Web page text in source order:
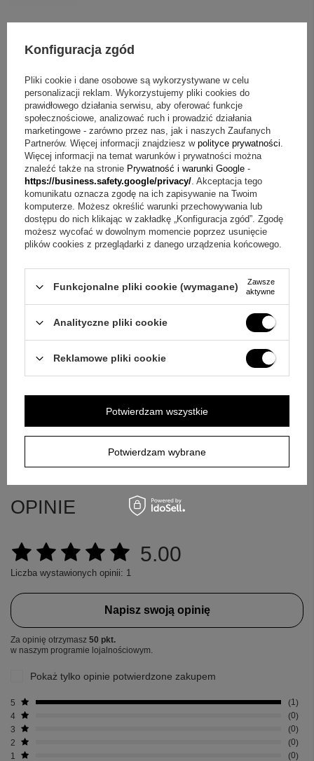
ZAPYTAJ O PRODUKT
Jeżeli powyższy opis jest dla Ciebie niewystarczający, prześlij nam
swoje pytanie odnośnie tego produktu. Postaramy się odpowiedzieć tak
polityką prywatności. Przesyłając je, akceptujesz jej postanowienia.
OPINIE
5.00
Liczba wystawionych opinii: 1
Napisz swoją opinię
Za opinię otrzymasz 50 pkt.
w naszym programie lojalnościowym.
Pokaż tylko opinie potwierdzone zakupem
5
1
4
0
3
0
2
0
1
0
Konfiguracja zgód
Pliki cookie i dane osobowe są wykorzystywane w celu
personalizacji reklam. Wykorzystujemy pliki cookies do
prawidłowego działania serwisu, aby oferować funkcje
społecznościowe, analizować ruch i prowadzić działania
marketingowe - zarówno przez nas, jak i naszych Zaufanych
Partnerów. Więcej informacji znajdziesz w polityce prywatności.
Więcej informacji na temat warunków i prywatności można
znaleźć także na stronie Prywatność i warunki Google -
https://business.safety.google/privacy/. Akceptacja tego
komunikatu oznacza zgodę na ich zapisywanie na Twoim
komputerze. Możesz określić warunki przechowywania lub
dostępu do nich klikając w zakładkę „Konfiguracja zgód”. Zgodę
możesz wycofać w dowolnym momencie poprzez usunięcie
plików cookies z przeglądarki z danego urządzenia końcowego.
Funkcjonalne pliki cookie (wymagane)
Zawsze
aktywne
Analityczne pliki cookie
Reklamowe pliki cookie
Potwierdzam wybrane
Potwierdzam wszystkie